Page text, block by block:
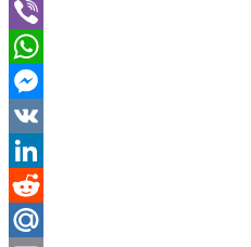
Telegram
Viber
WhatsApp
Messenger
VK
LinkedIn
Reddit